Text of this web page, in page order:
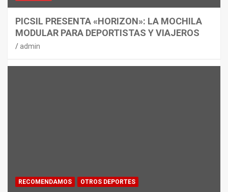
PICSIL PRESENTA «HORIZON»: LA MOCHILA
MODULAR PARA DEPORTISTAS Y VIAJEROS
admin
RECOMENDAMOS OTROS DEPORTES